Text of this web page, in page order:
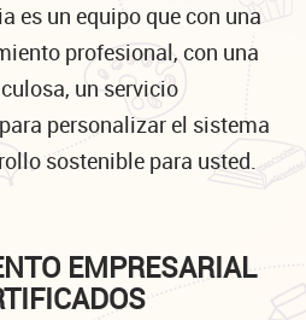
es un equipo que con una
profesional, con una
un servicio
personalizar el sistema
sostenible para usted.
EMPRESARIAL